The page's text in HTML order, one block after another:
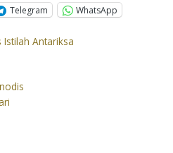
Telegram
WhatsApp
Istilah Antariksa